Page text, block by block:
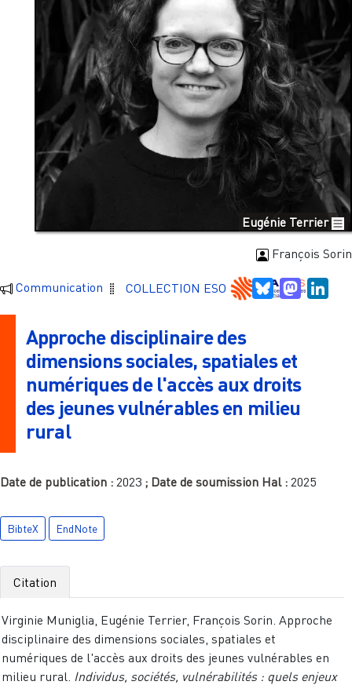
Eugénie Terrier
François Sorin
Communication COLLECTION ESO Bluesky
Approche disciplinaire des
dimensions sociales, spatiales et
numériques de l'accès aux droits
des jeunes vulnérables en milieu
rural
Date de publication : 2023 ; Date de soumission Hal : 2025
BibteX EndNote
Citation
Virginie Muniglia, Eugénie Terrier, François Sorin. Approche
disciplinaire des dimensions sociales, spatiales et
numériques de l'accès aux droits des jeunes vulnérables en
milieu rural. Individus, sociétés, vulnérabilités : quels enjeux